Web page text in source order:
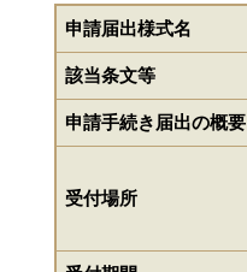
申請届出様式名
該当条文等
申請手続き届出の概要
受付場所